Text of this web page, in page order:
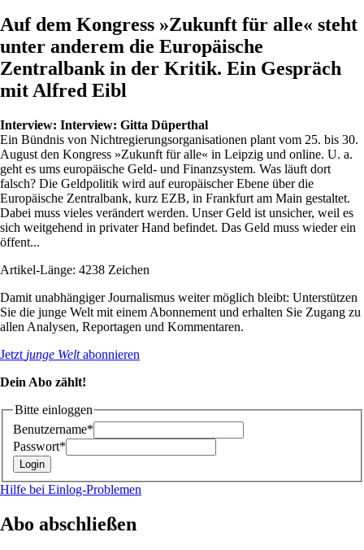
Auf dem Kongress »Zukunft für alle« steht
unter anderem die Europäische
Zentralbank in der Kritik. Ein Gespräch
mit Alfred Eibl
Interview: Interview: Gitta Düperthal
Ein Bündnis von Nichtregierungsorganisationen plant vom 25. bis 30.
August den Kongress »Zukunft für alle« in Leipzig und online. U. a.
geht es ums europäische Geld- und Finanzsystem. Was läuft dort
falsch? Die Geldpolitik wird auf europäischer Ebene über die
Europäische Zentralbank, kurz EZB, in Frankfurt am Main gestaltet.
Dabei muss vieles verändert werden. Unser Geld ist unsicher, weil es
sich weitgehend in privater Hand befindet. Das Geld muss wieder ein
öffent...
Artikel-Länge: 4238 Zeichen
Damit unabhängiger Journalismus weiter möglich bleibt: Unterstützen
Sie die junge Welt mit einem Abonnement und erhalten Sie Zugang zu
allen Analysen, Reportagen und Kommentaren.
Jetzt junge Weltabonnieren
Dein Abo zählt!
Bitte einloggen
Benutzername*
Passwort*
Hilfe bei Einlog-Problemen
Abo abschließen